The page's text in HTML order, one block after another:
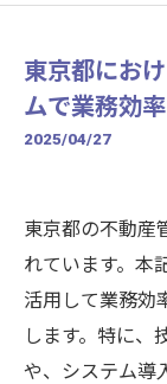
東京都にお
ムで業務効
2025/04/27
東京都の不動産
れています。本
活用して業務効
します。特に、
や、システム導